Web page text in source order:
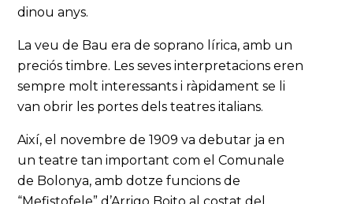
dinou anys.
La veu de Bau era de soprano lírica, amb un
preciós timbre. Les seves interpretacions eren
sempre molt interessants i ràpidament se li
van obrir les portes dels teatres italians.
Així, el novembre de 1909 va debutar ja en
un teatre tan important com el Comunale
de Bolonya, amb dotze funcions de